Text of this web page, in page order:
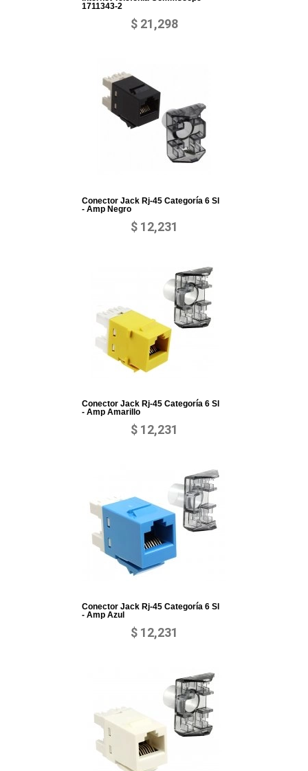
1711343-2
$ 21,298
Conector Jack Rj-45 Categoría 6 Sl
- Amp Negro
$ 12,231
Conector Jack Rj-45 Categoría 6 Sl
- Amp Amarillo
$ 12,231
Conector Jack Rj-45 Categoría 6 Sl
- Amp Azul
$ 12,231